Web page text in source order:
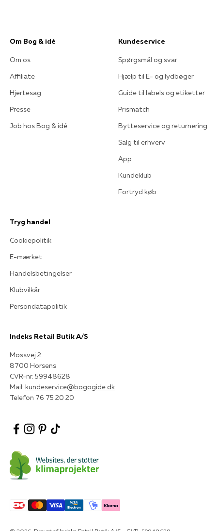
Om Bog & idé
Om os
Affiliate
Hjertesag
Presse
Job hos Bog & idé
Kundeservice
Spørgsmål og svar
Hjælp til E- og lydbøger
Guide til labels og etiketter
Prismatch
Bytteservice og returnering
Salg til erhverv
App
Kundeklub
Fortryd køb
Tryg handel
Cookiepolitik
E-mærket
Handelsbetingelser
Klubvilkår
Persondatapolitik
Indeks Retail Butik A/S
Mossvej 2
8700 Horsens
CVR-nr. 59948628
Mail: kundeservice@bogogide.dk
Telefon 76 75 20 20